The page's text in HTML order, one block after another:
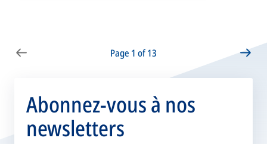
Page 1 of 13
Abonnez-vous à nos
newsletters